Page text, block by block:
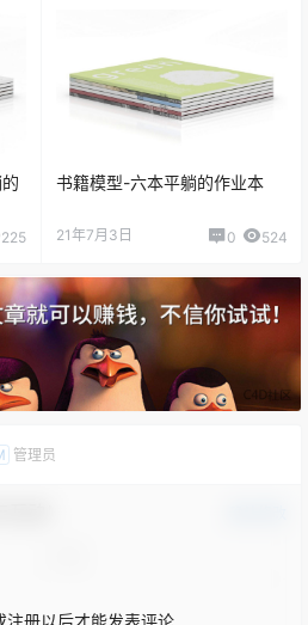
225
书籍模型-六本平躺的作业本
21年7月3日 0 524
管理员
注册以后才能发表评论